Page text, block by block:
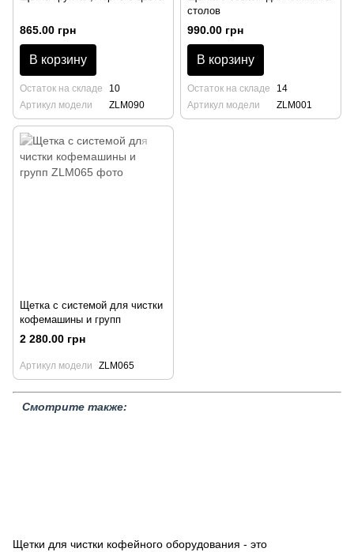
865.00 грн
В корзину
Остаток на складе
10
Артикул модели
ZLM090
столов
990.00 грн
В корзину
Остаток на складе
14
Артикул модели
ZLM001
Щетка с системой для чистки
кофемашины и групп
2 280.00 грн
Артикул модели ZLM065
Смотрите также:
Щетки для чистки кофейного оборудования - это